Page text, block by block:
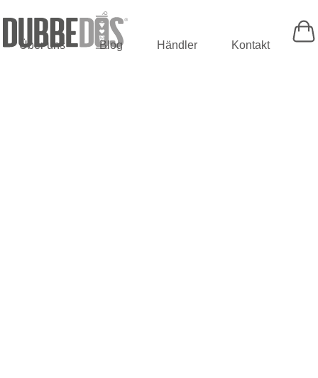
Über uns Blog Händler Kontakt